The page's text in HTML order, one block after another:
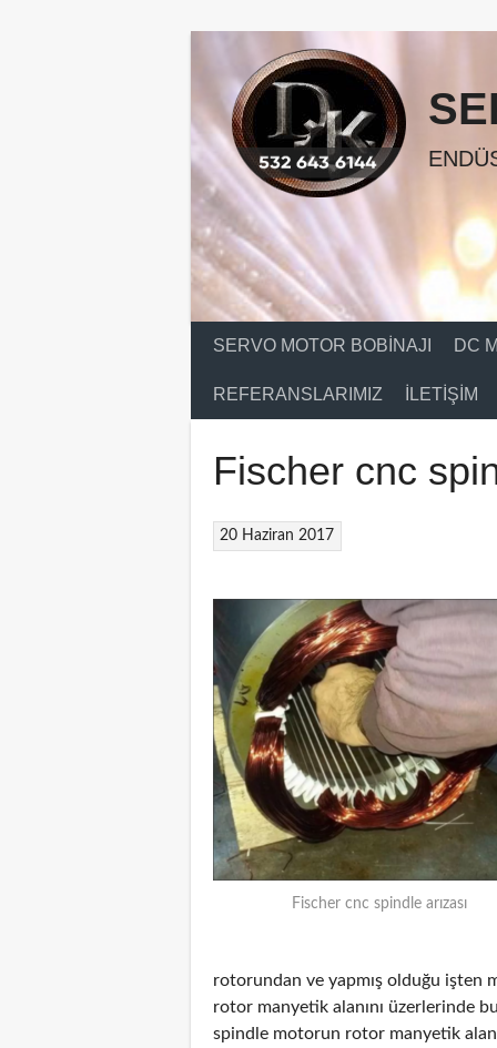
SERVO MOTOR BOBINAJI DC
REFERANSLARIMIZ İLETIŞIM
Fischer cnc
20 Haziran 2017
Fischer cnc spindle arızası
rotorundan ve yapmış olduğu işten
rotor manyetik alanını üzerlerinde
spindle motorun rotor manyetik